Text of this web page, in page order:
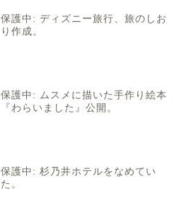
保護中: ディズニー旅行、旅のしお
り作成。
保護中: ムスメに描いた手作り絵本
『わらいました』公開。
保護中: 杉乃井ホテルをなめてい
た。